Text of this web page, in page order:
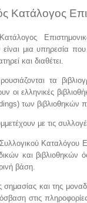
Κατάλογος
είναι μια υπηρεσία
και διαθέτει.
τα
οι ελληνικές
των βιβλιοθηκών
με τις
Καταλόγου
και
βάση.
σημασίας και της
στις